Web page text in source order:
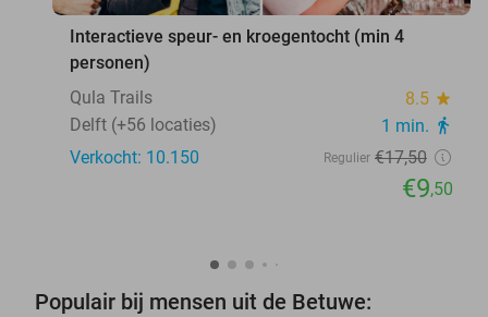
Interactieve speur- en kroegentocht (min 4
personen)
Qula Trails
8.5 star
Delft (+56 locaties) 1 min. directions_walk
Verkocht: 10.150 Regulier €17,50
€9,50
Populair bij mensen uit de Betuwe: